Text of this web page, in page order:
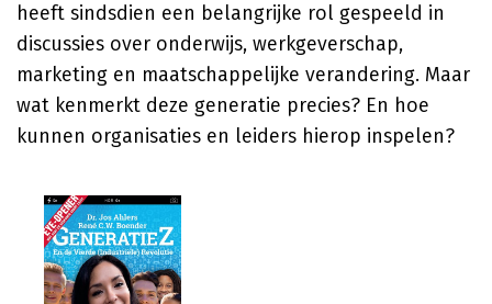
heeft sindsdien een belangrijke rol gespeeld in
discussies over onderwijs, werkgeverschap,
marketing en maatschappelijke verandering. Maar
wat kenmerkt deze generatie precies? En hoe
kunnen organisaties en leiders hierop inspelen?